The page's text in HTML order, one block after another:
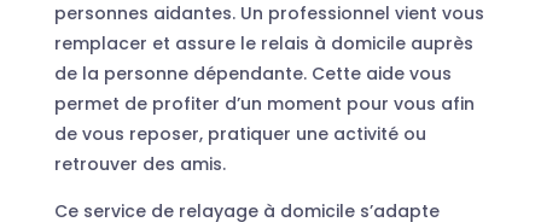
personnes aidantes. Un professionnel vient vous
remplacer et assure le relais à domicile auprès
de la personne dépendante. Cette aide vous
permet de profiter d’un moment pour vous afin
de vous reposer, pratiquer une activité ou
retrouver des amis.
Ce service de relayage à domicile s’adapte